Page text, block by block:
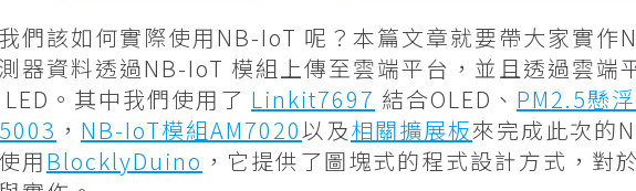
們該如何實際使用NB-IoT 呢？本篇文章就要帶大家實作
器資料透過NB-IoT 模組上傳至雲端平台，並且透過雲端
。其中我們使用了 Linkit7697 結合OLED、 PM2.5懸
， NB-IoT模組AM7020以及相關擴展板來完成此次的
用BlocklyDuino ，它提供了圖塊式的程式設計方式，對